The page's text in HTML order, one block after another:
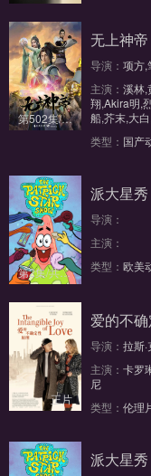
第502集/共600集
无上神
导演： 项方,
主演： 溪林,
翔,Akira明,
船,芥末,大
类型： 国产
第2集/共13集
派大星秀
导演：
主演：
类型： 欧美
正片
爱的不
导演： 拉斯
主演： 卡罗
尼
类型： 伦理
派大星秀